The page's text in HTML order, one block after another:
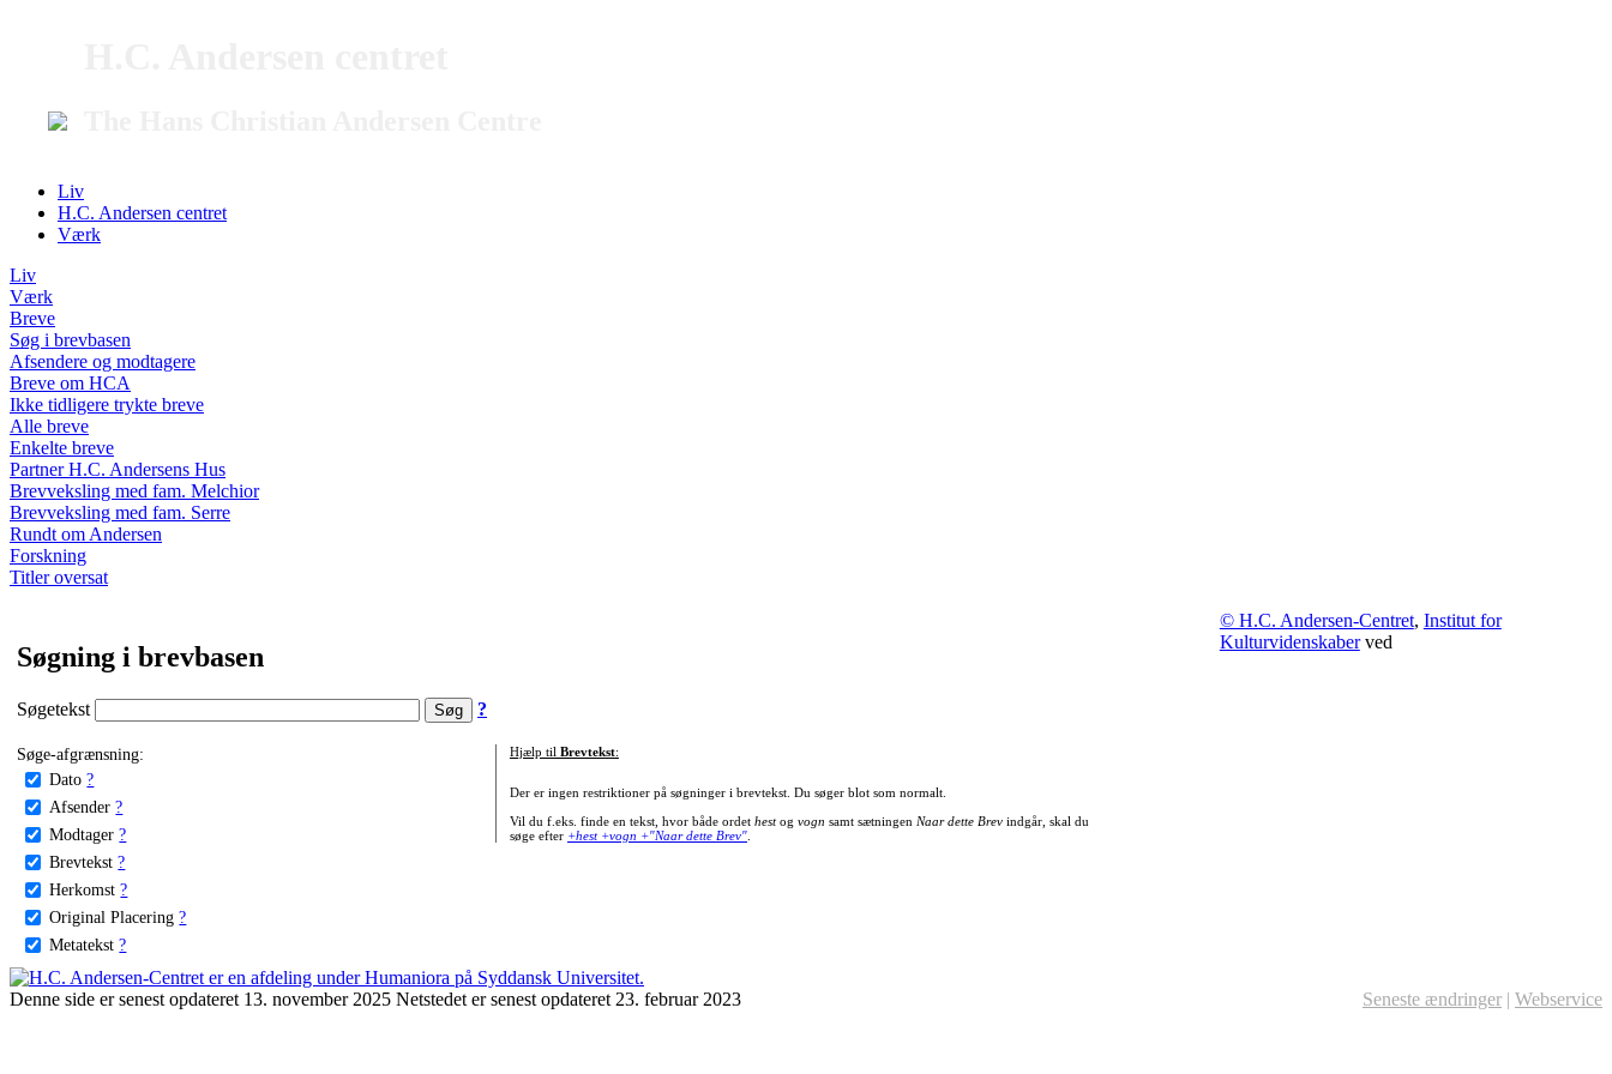
Liv
H.C. Andersen centret
Værk
Liv
Værk
Breve
Søg i brevbasen
Afsendere og modtagere
Breve om HCA
Ikke tidligere trykte breve
Alle breve
Enkelte breve
Partner H.C. Andersens Hus
Brevveksling med fam. Melchior
Brevveksling med fam. Serre
Rundt om Andersen
Forskning
Titler oversat
Søgning i brevbasen
Søgetekst ?
Søge-afgrænsning:
Dato ?
Afsender ?
Modtager ?
Brevtekst ?
Herkomst ?
Original Placering ?
Metatekst ?
Hjælp til Brevtekst:
Der er ingen restriktioner på søgninger i brevtekst. Du søger blot som normalt.
Vil du f.eks. finde en tekst, hvor både ordet hestog vogn samt sætningen Naar dette Brevindgår, skal du
søge efter +hest +vogn +"Naar dette Brev".
© H.C. Andersen-Centret, Institut for
Kulturvidenskaberved
Denne side er senest opdateret 13. november 2025 Netstedet er senest opdateret 23. februar 2023 Seneste ændringer | Webservice